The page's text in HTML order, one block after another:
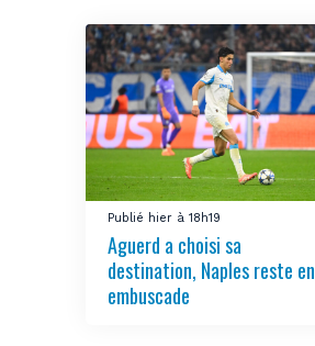
Publié hier à 18h19
Aguerd a choisi sa
destination, Naples reste en
embuscade